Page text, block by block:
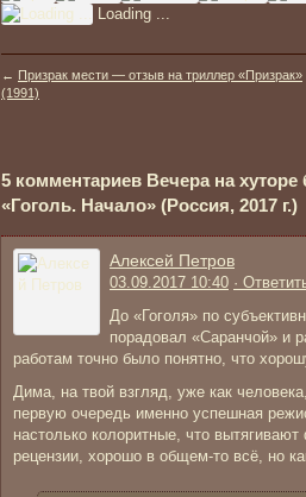
Loading ...
← Призрак мести — отзыв на триллер «Призрак»
(1991)
5 комментариев Вечера на
«Гоголь. Начало» (Россия, 2017 г.)
Алексей Петров
03.09.2017 10:40 ·
До «Гоголя» по
порадовал «Саранчой» и
работам точно было понятно, что
Дима, на твой взгляд, уже как
первую очередь именно успешная
настолько колоритные, что
рецензии, хорошо в общем-то всё, но